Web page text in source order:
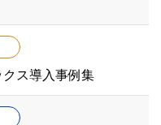
クス導入事例集